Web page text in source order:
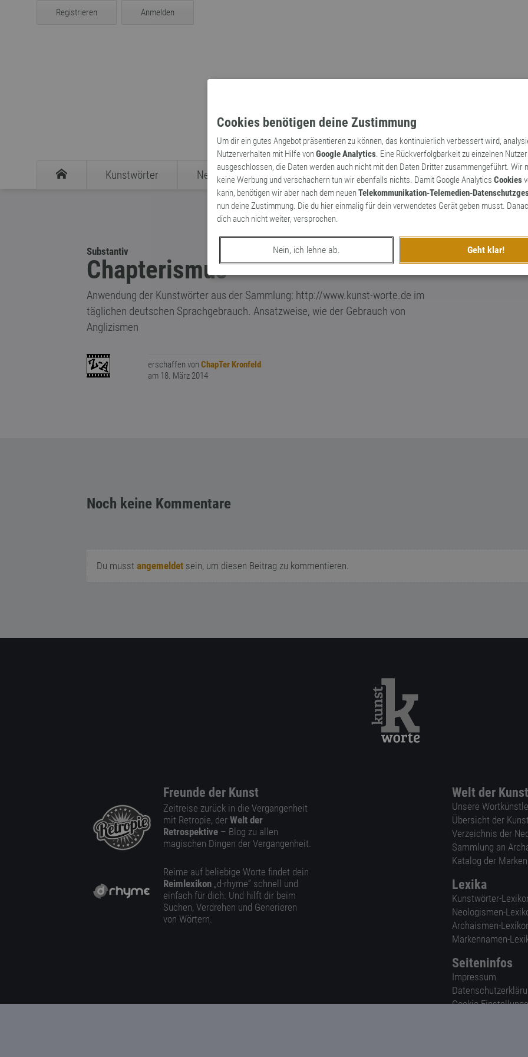
Cookies benötigen deine Zustimmung
Um dir ein gutes Angebot präsentieren zu können, das kontinuierlich verbessert wird,
Nutzerverhalten mit Hilfe vonGoogle Analytics. Eine Rückverfolgbarkeit zu einzelnen
ausgeschlossen, die Daten werden auch nicht mit den Daten Dritter zusammengeführt. Wir
keine Werbung und verschachern tun wir ebenfalls nichts. Damit Google Analytics Cookies
kann, benötigen wir aber nach dem neuenTelekommunikation-Telemedien-
nun deine Zustimmung. Die du hier einmalig für dein verwendetes Gerät geben musst.
dich auch nicht weiter, versprochen.
Nein, ich lehne ab. Geht klar!
Registrieren Anmelden
Kunstwörter Neologismen Archaismen Markennamen
Substantiv
Chapterismus
Anwendung der Kunstwörter aus der Sammlung: http://www.kunst-worte.de im
täglichen deutschen Sprachgebrauch. Ansatzweise, wie der Gebrauch von
Anglizismen
erschaffen von ChapTer Kronfeld
am 18. März 2014
Noch keine Kommentare
Du musst angemeldet sein, um diesen Beitrag zu kommentieren.
Freunde der Kunst
Zeitreise zurück in die Vergangenheit
mit Retropie, der Welt der
Retrospektive – Blog zu allen
magischen Dingen der Vergangenheit.
Reime auf beliebige Worte findet dein
Reimlexikon „d-rhyme” schnell und
einfach für dich. Und hilft dir beim
Suchen, Verdrehen und Generieren
von Wörtern.
Welt der
Unsere
Übersicht der
Verzeichnis der
Sammlung an
Katalog der
Lexika
Kunstwörter-
Neologismen-
Archaismen-
Markennamen-
Seiteninfos
Impressum
Cookie-